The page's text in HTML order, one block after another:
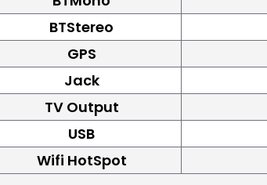
BTStereo
GPS
Jack
TV Output
USB
Wifi HotSpot